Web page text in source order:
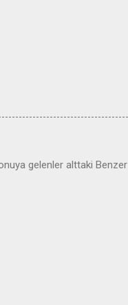
gelenler alttaki Benzer